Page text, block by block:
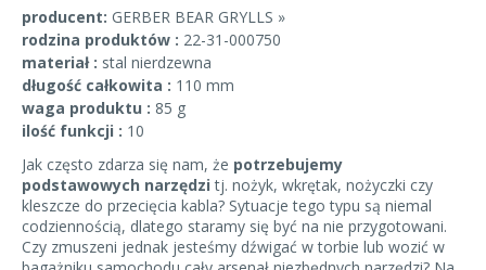
producent: GERBER BEAR GRYLLS »
rodzina produktów : 22-31-000750
materiał : stal nierdzewna
długość całkowita : 110 mm
waga produktu : 85 g
ilość funkcji : 10
Jak często zdarza się nam, że potrzebujemy
podstawowych narzędzi tj. nożyk, wkrętak, nożyczki czy
kleszcze do przecięcia kabla? Sytuacje tego typu są niemal
codziennością, dlatego staramy się być na nie przygotowani.
Czy zmuszeni jednak jesteśmy dźwigać w torbie lub wozić w